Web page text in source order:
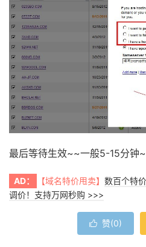
最后等待生效~~一般5-15分钟
AD： 【域名特价甩卖】 数百个特
调价！支持万网秒购 >>>
 赞(0)